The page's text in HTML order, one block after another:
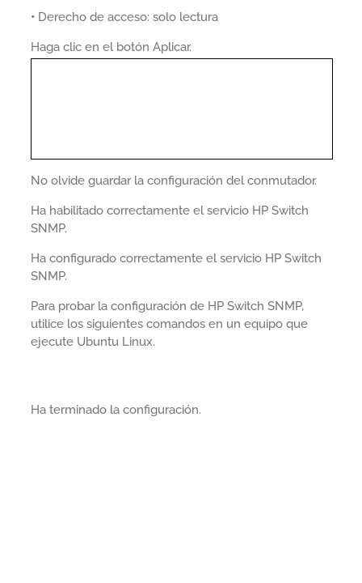
• Derecho de acceso: solo lectura
Haga clic en el botón Aplicar.
No olvide guardar la configuración del conmutador.
Ha habilitado correctamente el servicio HP Switch
SNMP.
Ha configurado correctamente el servicio HP Switch
SNMP.
Para probar la configuración de HP Switch SNMP,
utilice los siguientes comandos en un equipo que
ejecute Ubuntu Linux.
Ha terminado la configuración.